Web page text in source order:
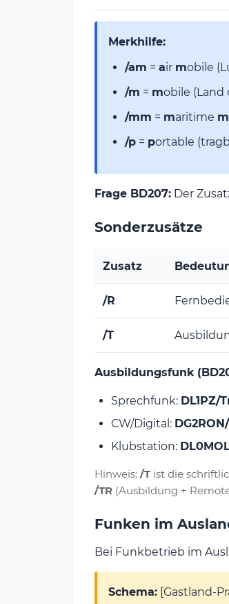
Merkhilfe:
/am = air mobile
/m = mobile (Land
/mm = maritime m
/p = portable
Frage BD207: Der
Sonderzusätze
Zusatz
/R
/T
Ausbildungsfunk
Sprechfunk: DL1PZ/
CW/Digital:
Klubstation:
Hinweis: /Tist die
/TR (Ausbildung +
Funken im
Bei Funkbetrieb im
Schema: [Gastland-